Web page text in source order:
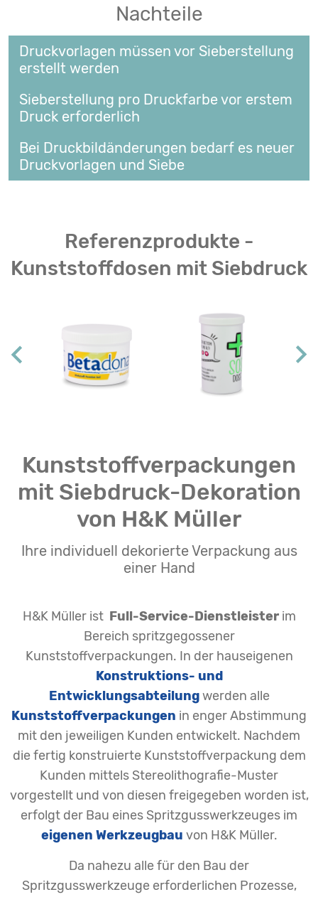
Nachteile
Druckvorlagen müssen vor Sieberstellung
erstellt werden
Sieberstellung pro Druckfarbe vor erstem
Druck erforderlich
Bei Druckbildänderungen bedarf es neuer
Druckvorlagen und Siebe
Referenzprodukte -
Kunststoffdosen mit Siebdruck
Kunststoffverpackungen
mit Siebdruck-Dekoration
von H&K Müller
Ihre individuell dekorierte Verpackung aus
einer Hand
H&K Müller ist Full-Service-Dienstleisterim
Bereich spritzgegossener
Kunststoffverpackungen. In der hauseigenen
Konstruktions- und
Entwicklungsabteilungwerden alle
Kunststoffverpackungen in enger Abstimmung
mit den jeweiligen Kunden entwickelt. Nachdem
die fertig konstruierte Kunststoffverpackung dem
Kunden mittels Stereolithografie-Muster
vorgestellt und von diesen freigegeben worden ist,
erfolgt der Bau eines Spritzgusswerkzeuges im
eigenen Werkzeugbau von H&K Müller.
Da nahezu alle für den Bau der
Spritzgusswerkzeuge erforderlichen Prozesse,